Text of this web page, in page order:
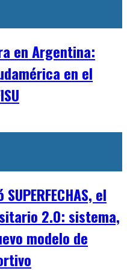
en Argentina:
en el
el
2.0: sistema,
modelo de